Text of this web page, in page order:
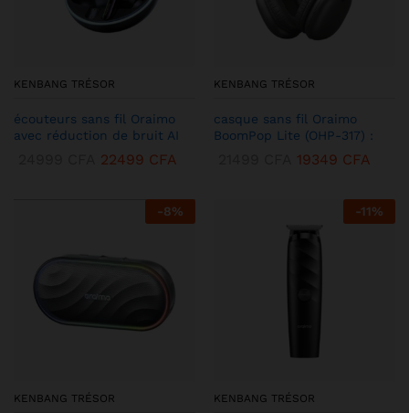
KENBANG TRÉSOR
écouteurs sans fil Oraimo
avec réduction de bruit AI
22499 CFA
KENBANG TRÉSOR
casque sans fil Oraimo
BoomPop Lite (OHP-317) :
19349 CFA
-8%
KENBANG TRÉSOR
-11%
KENBANG TRÉSOR